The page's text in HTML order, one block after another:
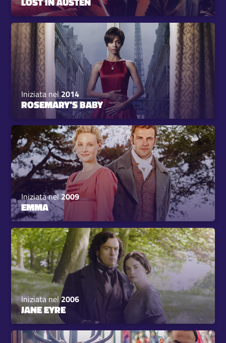
Iniziata nel2014
ROSEMARY'S BABY
Iniziata nel2009
EMMA
Iniziata nel2006
JANE EYRE